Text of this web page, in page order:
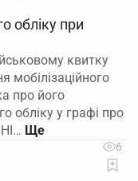
обліку при
квитку
мобілізаційного
про його
обліку у графі про
6